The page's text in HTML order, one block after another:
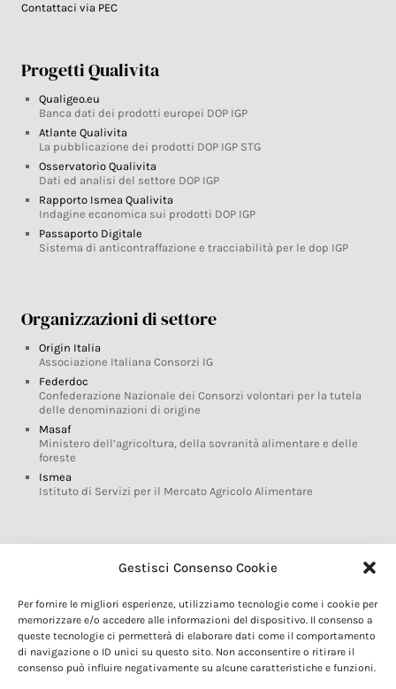
Gestisci Consenso Cookie
Per fornire le migliori esperienze, utilizziamo tecnologie come i cookie per
memorizzare e/o accedere alle informazioni del dispositivo. Il consenso a
queste tecnologie ci permetterà di elaborare dati come il comportamento
di navigazione o ID unici su questo sito. Non acconsentire o ritirare il
consenso può influire negativamente su alcune caratteristiche e funzioni.
Contattaci via PEC
Progetti Qualivita
Qualigeo.eu
Banca dati dei prodotti europei DOP IGP
Atlante Qualivita
La pubblicazione dei prodotti DOP IGP STG
Osservatorio Qualivita
Dati ed analisi del settore DOP IGP
Rapporto Ismea Qualivita
Indagine economica sui prodotti DOP IGP
Passaporto Digitale
Sistema di anticontraffazione e tracciabilità per le dop IGP
Organizzazioni di settore
Origin Italia
Associazione Italiana Consorzi IG
Federdoc
Confederazione Nazionale dei Consorzi volontari per la tutela
delle denominazioni di origine
Masaf
Ministero dell’agricoltura, della sovranità alimentare e delle
foreste
Ismea
Istituto di Servizi per il Mercato Agricolo Alimentare
Glossario DOP IGP
Marchi DOP IGP
Normativa prodotti DOP IGP
Consorzi di Tutela
Farm To Fork e prodotti DOP IGP